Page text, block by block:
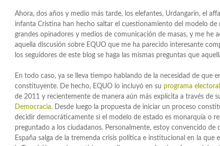
Ahora, dos años y medio más tarde, los elefantes, Urdangarín, el
infanta Cristina han hecho saltar el cuestionamiento del modelo de
grandes opinadores y medios de comunicación de masas, y me he
aquella discusión sobre EQUO que me ha parecido interesante
los seguidores de este blog se haga las mismas preguntas que
En todo caso, ya se lleva tiempo hablando de la necesidad de que
constituyente. De hecho, EQUO lo incluyó en su programa electoral
de 2011 y recientemente de manera aún más explícita a través de
Democracia. Desde luego la propuesta de iniciar un proceso
decidir democráticamente si el modelo de estado es monarquía o
preguntado a los ciudadanos. Personalmente, estoy convencido de
España salga de la tremenda crisis política e institucional en la que